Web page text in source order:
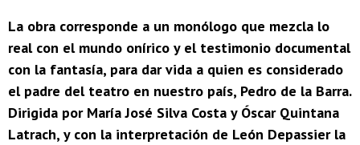
La obra corresponde a un monólogo que mezcla lo
real con el mundo onírico y el testimonio documental
con la fantasía, para dar vida a quien es considerado
el padre del teatro en nuestro país, Pedro de la Barra.
Dirigida por María José Silva Costa y Óscar Quintana
Latrach, y con la interpretación de León Depassier la